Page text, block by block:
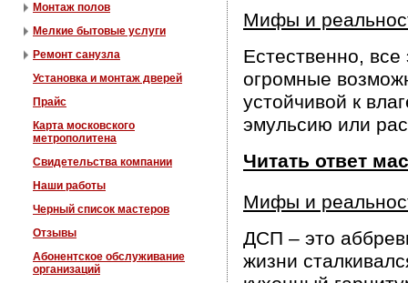
Мифы и
Естественно,
огромные
устойчивой к
эмульсию или
Читать ответ
Мифы и
ДСП – это
жизни
Монтаж полов
Мелкие бытовые услуги
Ремонт санузла
Установка и монтаж дверей
Прайс
Карта московского
метрополитена
Свидетельства компании
Наши работы
Черный список мастеров
Отзывы
Абонентское обслуживание
организаций